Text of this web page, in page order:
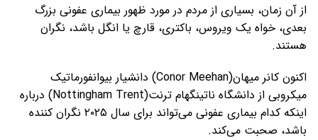
از آن زمان، بسیاری از مردم در مورد ظهور بیماری عفونی بزرگ
بعدی، خواه یک ویروس، باکتری، قارچ یا انگل باشد، نگران
هستند.
اکنون کانر میهان(Conor Meehan) دانشیار بیوانفورماتیک
میکروبی از دانشگاه ناتینگهام ترنت(Nottingham Trent) درباره
اینکه کدام بیماری عفونی می‌تواند برای سال ۲۰۲۵ نگران کننده
باشد، صحبت می‌کند.